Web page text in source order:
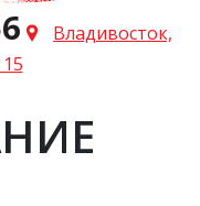
Владивосток,